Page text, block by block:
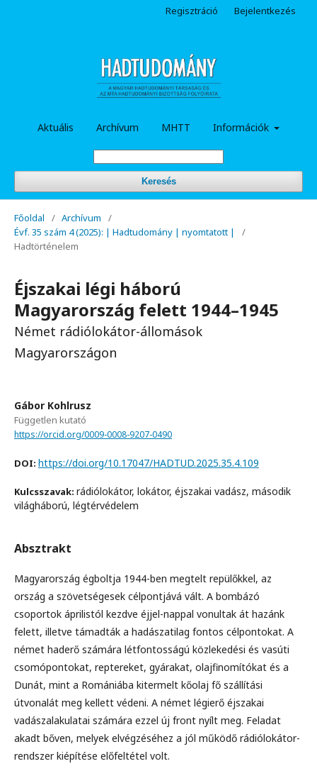
Aktuális Archívum MHTT Információk
Keresés
Regisztráció Bejelentkezés
Főoldal / Archívum
/
Évf. 35 szám 4 (2025): | Hadtudomány | nyomtatott |
/
Hadtörténelem
Éjszakai légi háború
Magyarország felett 1944–1945
Német rádiólokátor-állomások
Magyarországon
Gábor Kohlrusz
Független kutató
https://orcid.org/0009-0008-9207-0490
DOI: https://doi.org/10.17047/HADTUD.2025.35.4.109
Kulcsszavak: rádiólokátor, lokátor, éjszakai vadász, második
világháború, légtérvédelem
Absztrakt
Magyarország égboltja 1944-ben megtelt repülőkkel, az
ország a szövetségesek célpontjává vált. A bombázó
csoportok áprilistól kezdve éjjel-nappal vonultak át hazánk
felett, illetve támadták a hadászatilag fontos célpontokat. A
német haderő számára létfontosságú közlekedési és vasúti
csomópontokat, reptereket, gyárakat, olajfinomítókat és a
Dunát, mint a Romániába kitermelt kőolaj fő szállítási
útvonalát meg kellett védeni. A német légierő éjszakai
vadászalakulatai számára ezzel új front nyílt meg. Feladat
akadt bőven, melyek elvégzéséhez a jól működő rádiólokátor-
rendszer kiépítése előfeltétel volt.